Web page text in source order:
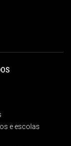
e escolas